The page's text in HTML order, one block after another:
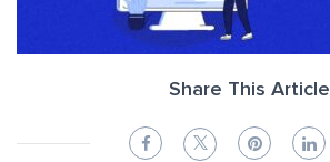
Share This Article